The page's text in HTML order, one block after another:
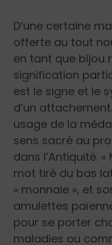
D’une certaine
offerte au tout
en tant que bijou
signification
est le signe et le
d’un
usage de la
sens sacré au
dans l’Antiquité.
mot tiré du bas
« monnaie », et
amulettes
pour se porter
maladies ou